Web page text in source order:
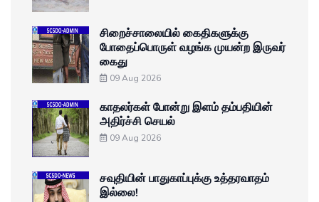
சிறைச்சாலையில் கைதிகளுக்கு
போதைப்பொருள் வழங்க முயன்ற இருவர்
கைது
09 Aug 2026
காதலர்கள் போன்று இளம் தம்பதியின்
அதிர்ச்சி செயல்
09 Aug 2026
சவுதியின் பாதுகாப்புக்கு உத்தரவாதம்
இல்லை!